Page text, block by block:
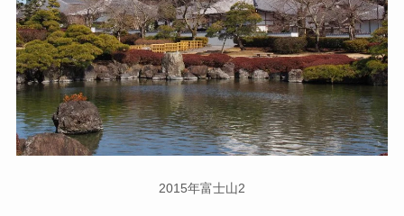
2015年富士山2